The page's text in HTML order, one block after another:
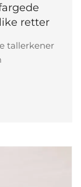
retter
tallerkener